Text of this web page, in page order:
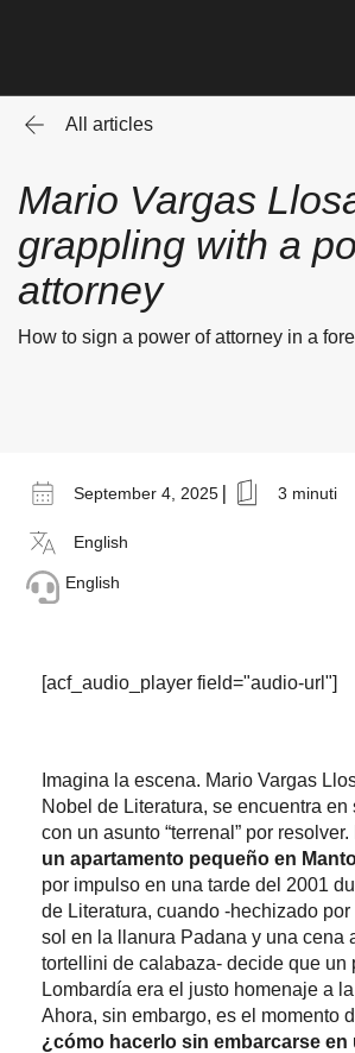
All articles
Mario Vargas
grappling with a
attorney
How to sign a power of attorney in a
September 4, 2025 3 minuti
English
English
[acf_audio_player field="audio-url"]
Imagina la escena. Mario Vargas
Nobel de Literatura, se encuentra en
con un asunto “terrenal” por
un apartamento pequeño en
por impulso en una tarde del 2001
de Literatura, cuando -hechizado
sol en la llanura Padana y una cena
tortellini de calabaza- decide que un
Lombardía era el justo homenaje a
Ahora, sin embargo, es el momento
¿cómo hacerlo sin embarcarse en